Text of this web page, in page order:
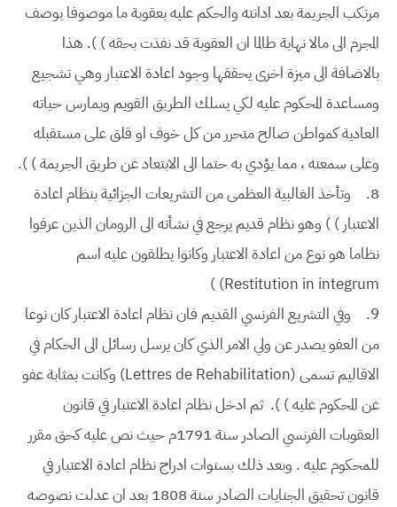
مرتكب الجريمة بعد ادانته والحكم عليه بعقوبة ما موصوفا بوصف
المجرم الى مالا نهاية طالما ان العقوبة قد نفذت بحقه ) ). هذا
بالاضافة الى ميزة اخرى يحققها وجود اعادة الاعتبار وهي تشجيع
ومساعدة المحكوم عليه لكي يسلك الطريق القويم ويمارس حياته
العادية كمواطن صالح متحرر من كل خوف او قلق على مستقبله
وعلى سمعته ، مما يؤدي به حتما الى الابتعاد عن طريق الجريمة ) ).
8.
وتأخذ الغالبية العظمى من التشريعات الجزائية بنظام اعادة
الاعتبار ) ) وهو نظام قديم يرجع في نشأته الى الرومان الذين عرفوا
نظاما هو نوع من اعادة الاعتبار وكانوا يطلقون عليه اسم
Restitution in integrum) )
9.
وفي التشريع الفرنسي القديم فان نظام اعادة الاعتبار كان نوعا
من العفو يصدر عن ولي الامر الذي كان يرسل رسائل الى الحكام في
الاقاليم تسمى (Lettres de Rehabilitation) وكانت بمثابة عفو
عن المحكوم عليه ) ). ثم ادخل نظام اعادة الاعتبار في قانون
العقوبات الفرنسي الصادر سنة 1791م حيث نص عليه كحق مقرر
للمحكوم عليه . وبعد ذلك بسنوات ادراج نظام اعادة الاعتبار في
قانون تحقيق الجنايات الصادر سنة 1808 بعد ان عدلت نصوصه